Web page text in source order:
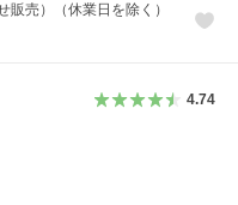
販売）（休業日を除く）
4.74